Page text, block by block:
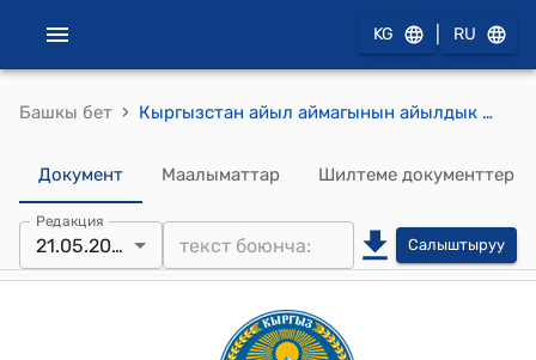
KG RU
Башкы бет › Кыргызстан айыл аймагынын айылдык кенешинин 2025-жылдын 21-майындагы № 20 “Талас облусунун өнүгүү” фондусуна долбоорлук өтүнмөнү бекитүү жөнүндө" токтому
Документ Маалыматтар Шилтеме документтер
Редакция
21.05.2025 Салыштыруу